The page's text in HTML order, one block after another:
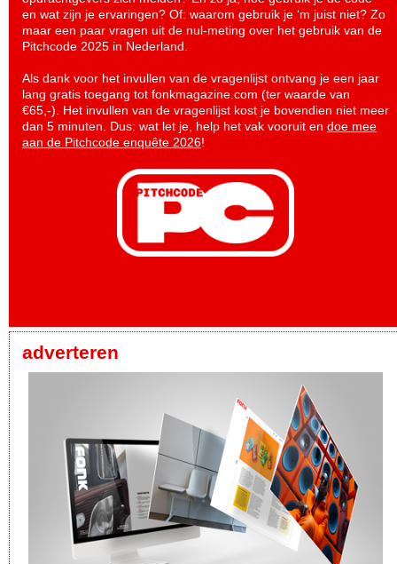
en wat zijn je ervaringen? Of: waarom gebruik je ‘m juist niet? Zo
maar een paar vragen uit de nul-meting over het gebruik van de
Pitchcode 2025 in Nederland.
Als dank voor het invullen van de vragenlijst ontvang je een jaar
lang gratis toegang tot fonkmagazine.com (ter waarde van
€65,-). Het invullen van de vragenlijst kost je bovendien niet meer
dan 5 minuten. Dus: wat let je, help het vak vooruit en doe mee
aan de Pitchcode enquête 2026!
adverteren